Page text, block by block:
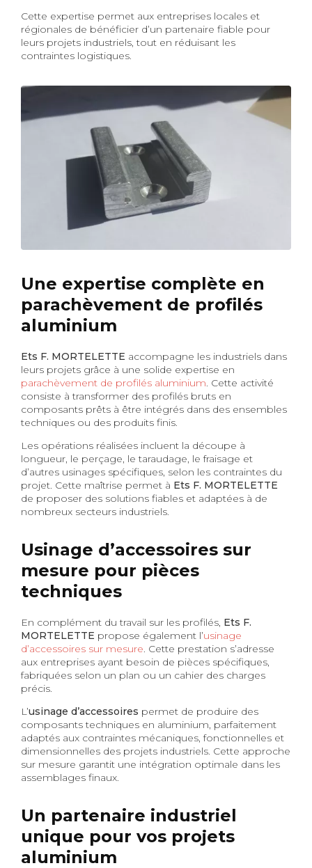
Cette expertise permet aux entreprises locales et
régionales de bénéficier d’un partenaire fiable pour
leurs projets industriels, tout en réduisant les
contraintes logistiques.
Une expertise complète en
parachèvement de profilés
aluminium
Ets F. MORTELETTE accompagne les industriels dans
leurs projets grâce à une solide expertise en
parachèvement de profilés aluminium. Cette activité
consiste à transformer des profilés bruts en
composants prêts à être intégrés dans des ensembles
techniques ou des produits finis.
Les opérations réalisées incluent la découpe à
longueur, le perçage, le taraudage, le fraisage et
d’autres usinages spécifiques, selon les contraintes du
projet. Cette maîtrise permet à Ets F. MORTELETTE
de proposer des solutions fiables et adaptées à de
nombreux secteurs industriels.
Usinage d’accessoires sur
mesure pour pièces
techniques
En complément du travail sur les profilés, Ets F.
MORTELETTE propose également l’usinage
d’accessoires sur mesure. Cette prestation s’adresse
aux entreprises ayant besoin de pièces spécifiques,
fabriquées selon un plan ou un cahier des charges
précis.
L’usinage d’accessoires permet de produire des
composants techniques en aluminium, parfaitement
adaptés aux contraintes mécaniques, fonctionnelles et
dimensionnelles des projets industriels. Cette approche
sur mesure garantit une intégration optimale dans les
assemblages finaux.
Un partenaire industriel
unique pour vos projets
aluminium